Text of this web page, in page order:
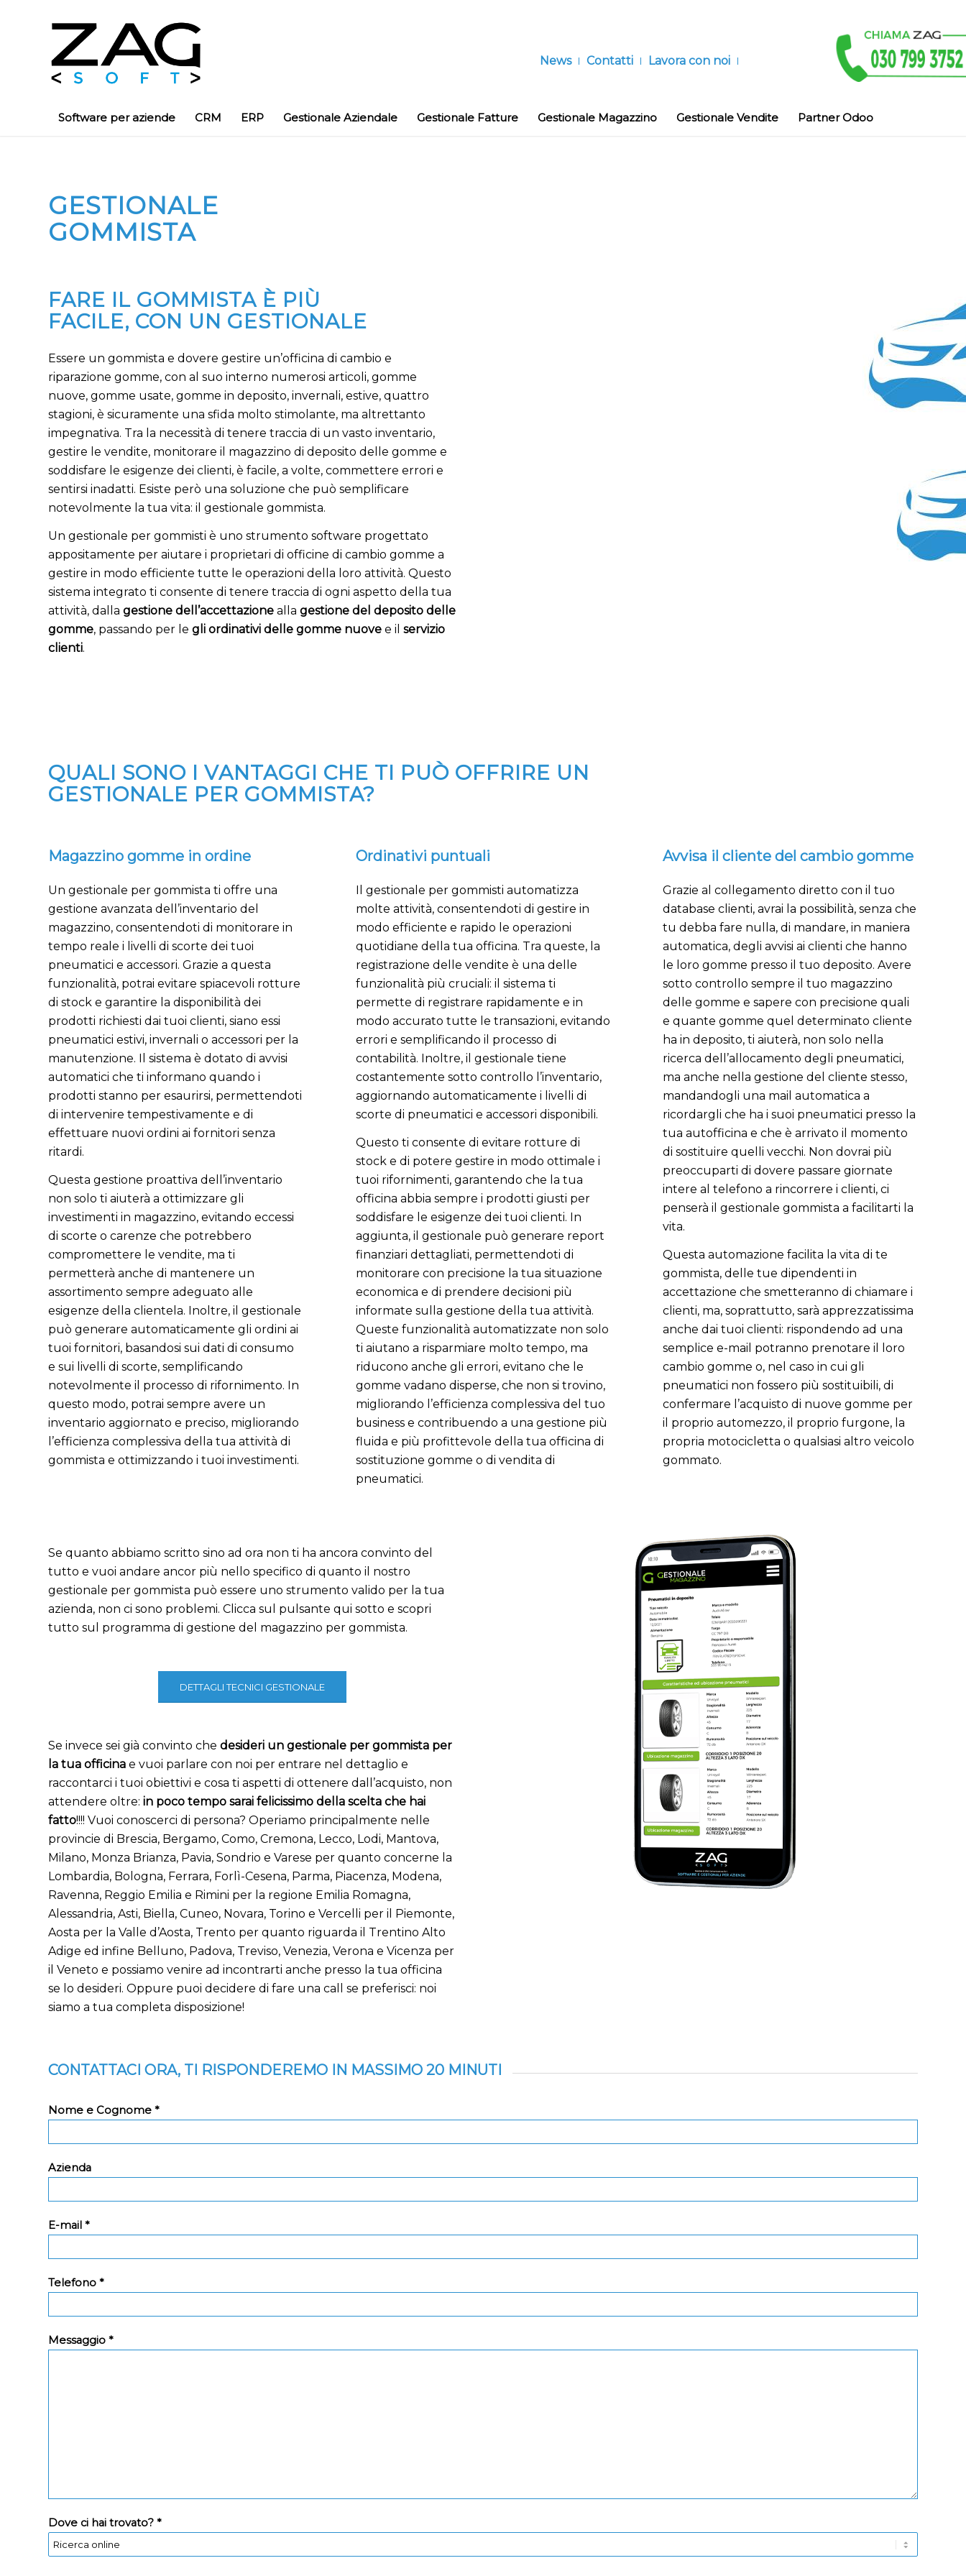
News Contatti Lavora con noi
Software per aziende CRM ERP Gestionale Aziendale Gestionale Fatture Gestionale Magazzino Gestionale Vendite Partner Odoo
GESTIONALE
GOMMISTA
FARE IL GOMMISTA È PIÙ
FACILE, CON UN GESTIONALE
Essere un gommista e dovere gestire un’officina di cambio e
riparazione gomme, con al suo interno numerosi articoli, gomme
nuove, gomme usate, gomme in deposito, invernali, estive, quattro
stagioni, è sicuramente una sfida molto stimolante, ma altrettanto
impegnativa. Tra la necessità di tenere traccia di un vasto inventario,
gestire le vendite, monitorare il magazzino di deposito delle gomme e
soddisfare le esigenze dei clienti, è facile, a volte, commettere errori e
sentirsi inadatti. Esiste però una soluzione che può semplificare
notevolmente la tua vita: il gestionale gommista.
Un gestionale per gommisti è uno strumento software progettato
appositamente per aiutare i proprietari di officine di cambio gomme a
gestire in modo efficiente tutte le operazioni della loro attività. Questo
sistema integrato ti consente di tenere traccia di ogni aspetto della tua
attività, dalla gestione dell’accettazione alla gestione del deposito delle
gomme, passando per le gli ordinativi delle gomme nuove e il servizio
clienti.
QUALI SONO I VANTAGGI CHE TI PUÒ OFFRIRE UN
GESTIONALE PER GOMMISTA?
Magazzino gomme in ordine
Un gestionale per gommista ti offre una
gestione avanzata dell’inventario del
magazzino, consentendoti di monitorare in
tempo reale i livelli di scorte dei tuoi
pneumatici e accessori. Grazie a questa
funzionalità, potrai evitare spiacevoli rotture
di stock e garantire la disponibilità dei
prodotti richiesti dai tuoi clienti, siano essi
pneumatici estivi, invernali o accessori per la
manutenzione. Il sistema è dotato di avvisi
automatici che ti informano quando i
prodotti stanno per esaurirsi, permettendoti
di intervenire tempestivamente e di
effettuare nuovi ordini ai fornitori senza
ritardi.
Questa gestione proattiva dell’inventario
non solo ti aiuterà a ottimizzare gli
investimenti in magazzino, evitando eccessi
di scorte o carenze che potrebbero
compromettere le vendite, ma ti
permetterà anche di mantenere un
assortimento sempre adeguato alle
esigenze della clientela. Inoltre, il gestionale
può generare automaticamente gli ordini ai
tuoi fornitori, basandosi sui dati di consumo
e sui livelli di scorte, semplificando
notevolmente il processo di rifornimento. In
questo modo, potrai sempre avere un
inventario aggiornato e preciso, migliorando
l’efficienza complessiva della tua attività di
gommista e ottimizzando i tuoi investimenti.
Ordinativi puntuali
Il gestionale per gommisti automatizza
molte attività, consentendoti di gestire in
modo efficiente e rapido le operazioni
quotidiane della tua officina. Tra queste, la
registrazione delle vendite è una delle
funzionalità più cruciali: il sistema ti
permette di registrare rapidamente e in
modo accurato tutte le transazioni, evitando
errori e semplificando il processo di
contabilità. Inoltre, il gestionale tiene
costantemente sotto controllo l’inventario,
aggiornando automaticamente i livelli di
scorte di pneumatici e accessori disponibili.
Questo ti consente di evitare rotture di
stock e di potere gestire in modo ottimale i
tuoi rifornimenti, garantendo che la tua
officina abbia sempre i prodotti giusti per
soddisfare le esigenze dei tuoi clienti. In
aggiunta, il gestionale può generare report
finanziari dettagliati, permettendoti di
monitorare con precisione la tua situazione
economica e di prendere decisioni più
informate sulla gestione della tua attività.
Queste funzionalità automatizzate non solo
ti aiutano a risparmiare molto tempo, ma
riducono anche gli errori, evitano che le
gomme vadano disperse, che non si trovino,
migliorando l’efficienza complessiva del tuo
business e contribuendo a una gestione più
fluida e più profittevole della tua officina di
sostituzione gomme o di vendita di
pneumatici.
Avvisa il cliente del cambio gomme
Grazie al collegamento diretto con il tuo
database clienti, avrai la possibilità, senza che
tu debba fare nulla, di mandare, in maniera
automatica, degli avvisi ai clienti che hanno
le loro gomme presso il tuo deposito. Avere
sotto controllo sempre il tuo magazzino
delle gomme e sapere con precisione quali
e quante gomme quel determinato cliente
ha in deposito, ti aiuterà, non solo nella
ricerca dell’allocamento degli pneumatici,
ma anche nella gestione del cliente stesso,
mandandogli una mail automatica a
ricordargli che ha i suoi pneumatici presso la
tua autofficina e che è arrivato il momento
di sostituire quelli vecchi. Non dovrai più
preoccuparti di dovere passare giornate
intere al telefono a rincorrere i clienti, ci
penserà il gestionale gommista a facilitarti la
vita.
Questa automazione facilita la vita di te
gommista, delle tue dipendenti in
accettazione che smetteranno di chiamare i
clienti, ma, soprattutto, sarà apprezzatissima
anche dai tuoi clienti: rispondendo ad una
semplice e-mail potranno prenotare il loro
cambio gomme o, nel caso in cui gli
pneumatici non fossero più sostituibili, di
confermare l’acquisto di nuove gomme per
il proprio automezzo, il proprio furgone, la
propria motocicletta o qualsiasi altro veicolo
gommato.
Se quanto abbiamo scritto sino ad ora non ti ha ancora convinto del
tutto e vuoi andare ancor più nello specifico di quanto il nostro
gestionale per gommista può essere uno strumento valido per la tua
azienda, non ci sono problemi. Clicca sul pulsante qui sotto e scopri
tutto sul programma di gestione del magazzino per gommista.
DETTAGLI TECNICI GESTIONALE
Se invece sei già convinto che desideri un gestionale per gommista per
la tua officina e vuoi parlare con noi per entrare nel dettaglio e
raccontarci i tuoi obiettivi e cosa ti aspetti di ottenere dall’acquisto, non
attendere oltre: in poco tempo sarai felicissimo della scelta che hai
fatto!!!! Vuoi conoscerci di persona? Operiamo principalmente nelle
provincie di Brescia, Bergamo, Como, Cremona, Lecco, Lodi, Mantova,
Milano, Monza Brianza, Pavia, Sondrio e Varese per quanto concerne la
Lombardia, Bologna, Ferrara, Forlì-Cesena, Parma, Piacenza, Modena,
Ravenna, Reggio Emilia e Rimini per la regione Emilia Romagna,
Alessandria, Asti, Biella, Cuneo, Novara, Torino e Vercelli per il Piemonte,
Aosta per la Valle d’Aosta, Trento per quanto riguarda il Trentino Alto
Adige ed infine Belluno, Padova, Treviso, Venezia, Verona e Vicenza per
il Veneto e possiamo venire ad incontrarti anche presso la tua officina
se lo desideri. Oppure puoi decidere di fare una call se preferisci: noi
siamo a tua completa disposizione!
CONTATTACI ORA, TI RISPONDEREMO IN MASSIMO 20 MINUTI
Nome e Cognome *
Azienda
E-mail *
Telefono *
Messaggio *
Dove ci hai trovato? *